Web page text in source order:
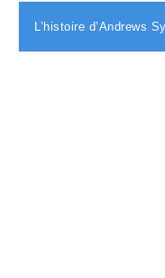
L’histoire d’Andrews